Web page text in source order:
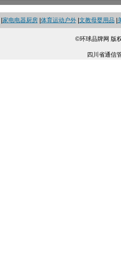
家电电器厨房| 体育运动户外| 文教母婴用品
©环球品牌网 版
四川省通信